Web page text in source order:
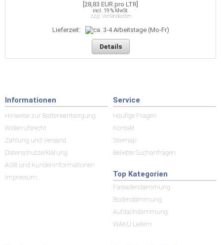
[28,83 EUR pro LTR]
incl. 19 % MwSt.
zzgl. Versandkosten
Lieferzeit:
Details
Informationen
Hinweise zur Batterieentsorgung
Widerrufsrecht
Zahlung und Versand
Datenschutzerklärung
AGB und Kundeninformationen
Impressum
Service
Häufige Fragen
Kontakt
Sitemap
Beliebte Suchanfragen
Top Kategorien
Fassadendämmung
Bodendämmung
Aufdachdämmung
WAKÜ Leitern